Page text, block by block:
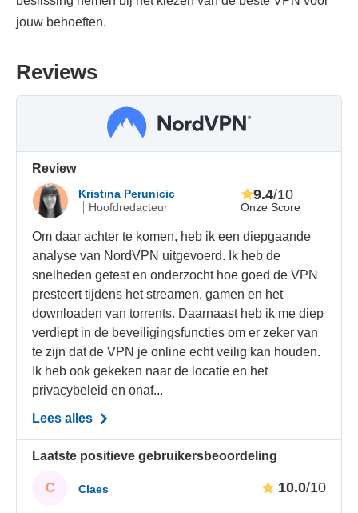
jouw behoeften.
Reviews
Review
Kristina Perunicic
Hoofdredacteur
Onze Score
9.4/10
Om daar achter te komen, heb ik een diepgaande
analyse van NordVPN uitgevoerd. Ik heb de
snelheden getest en onderzocht hoe goed de VPN
presteert tijdens het streamen, gamen en het
downloaden van torrents. Daarnaast heb ik me diep
verdiept in de beveiligingsfuncties om er zeker van
te zijn dat de VPN je online echt veilig kan houden.
Ik heb ook gekeken naar de locatie en het
privacybeleid en onaf...
Lees alles
Laatste positieve gebruikersbeoordeling
C Claes 10.0/10